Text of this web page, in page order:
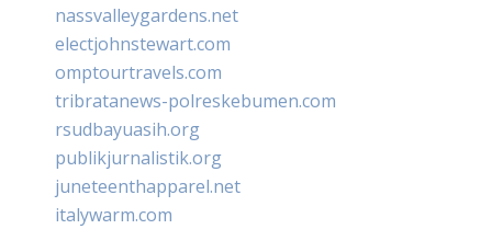
nassvalleygardens.net
electjohnstewart.com
omptourtravels.com
tribratanews-polreskebumen.com
rsudbayuasih.org
publikjurnalistik.org
juneteenthapparel.net
italywarm.com